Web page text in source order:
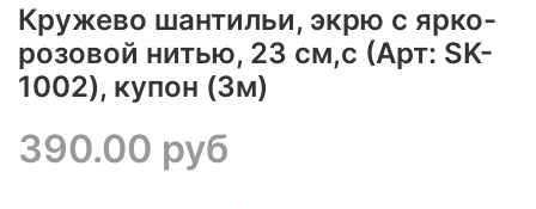
Кружево шантильи, экрю с ярко-
розовой нитью, 23 см,с (Арт: SK-
1002), купон (3м)
390.00 руб